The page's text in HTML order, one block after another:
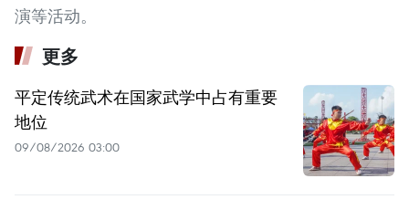
演等活动。
更多
平定传统武术在国家武学中占有重要
地位
09/08/2026 03:00